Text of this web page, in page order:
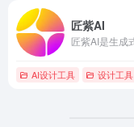
匠紫AI
AI设计工具 设计工具